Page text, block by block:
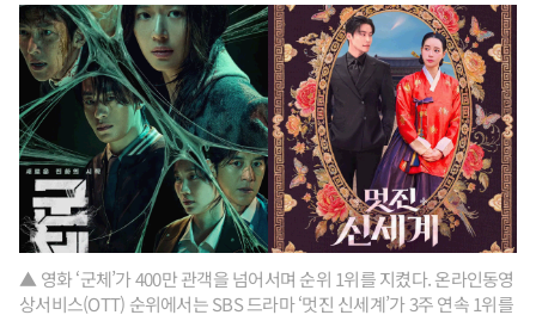
▲ 영화 ‘군체’가 400만 관객을 넘어서며 순위 1위를 지켰다. 온라인동영
상서비스(OTT) 순위에서는 SBS 드라마 ‘멋진 신세계’가 3주 연속 1위를